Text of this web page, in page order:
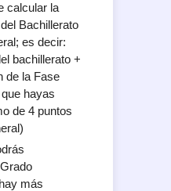
calcular la
Bachillerato
es decir:
bachillerato +
de la Fase
hayas
de 4 puntos
más